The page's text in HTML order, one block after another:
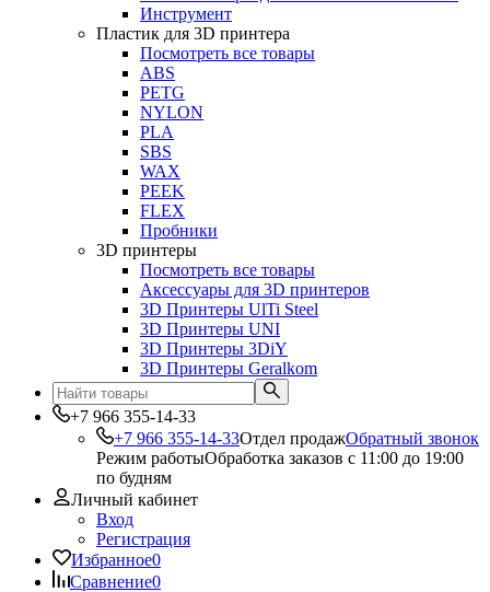
Инструмент
Пластик для 3D принтера
Посмотреть все товары
ABS
PETG
NYLON
PLA
SBS
WAX
PEEK
FLEX
Пробники
3D принтеры
Посмотреть все товары
Аксессуары для 3D принтеров
3D Принтеры UlTi Steel
3D Принтеры UNI
3D Принтеры 3DiY
3D Принтеры Geralkom
+7 966 355-14-33
+7 966 355-14-33Отдел продажОбратный звонок
Режим работыОбработка заказов с 11:00 до 19:00
по будням
Личный кабинет
Вход
Регистрация
Избранное0
Сравнение0